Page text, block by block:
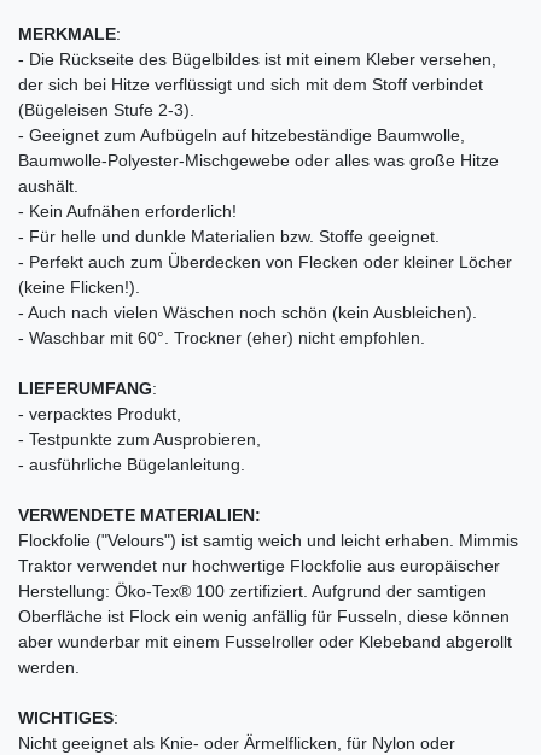
MERKMALE:
- Die Rückseite des Bügelbildes ist mit einem Kleber versehen,
der sich bei Hitze verflüssigt und sich mit dem Stoff verbindet
(Bügeleisen Stufe 2-3).
- Geeignet zum Aufbügeln auf hitzebeständige Baumwolle,
Baumwolle-Polyester-Mischgewebe oder alles was große Hitze
aushält.
- Kein Aufnähen erforderlich!
- Für helle und dunkle Materialien bzw. Stoffe geeignet.
- Perfekt auch zum Überdecken von Flecken oder kleiner Löcher
(keine Flicken!).
- Auch nach vielen Wäschen noch schön (kein Ausbleichen).
- Waschbar mit 60°. Trockner (eher) nicht empfohlen.
LIEFERUMFANG:
- verpacktes Produkt,
- Testpunkte zum Ausprobieren,
- ausführliche Bügelanleitung.
VERWENDETE MATERIALIEN:
Flockfolie ("Velours") ist samtig weich und leicht erhaben. Mimmis
Traktor verwendet nur hochwertige Flockfolie aus europäischer
Herstellung: Öko-Tex® 100 zertifiziert. Aufgrund der samtigen
Oberfläche ist Flock ein wenig anfällig für Fusseln, diese können
aber wunderbar mit einem Fusselroller oder Klebeband abgerollt
werden.
WICHTIGES:
Nicht geeignet als Knie- oder Ärmelflicken, für Nylon oder